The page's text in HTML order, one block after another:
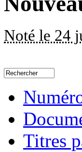
Noté le 24
Titres